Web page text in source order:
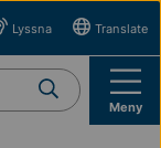
Lyssna Translate
Meny